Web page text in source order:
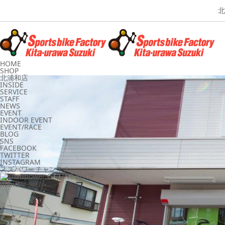
HOME
SHOP
北浦和店
INSIDE
SERVICE
STAFF
NEWS
EVENT
INDOOR EVENT
EVENT/RACE
BLOG
SNS
FACEBOOK
TWITTER
INSTAGRAM
スズパワーチャンネル
menu